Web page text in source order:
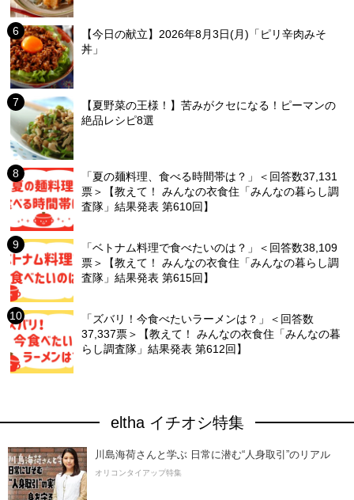
【今日の献立】2026年8月3日(月)「ピリ辛肉みそ
丼」
【夏野菜の王様！】苦みがクセになる！ピーマンの
絶品レシピ8選
「夏の麺料理、食べる時間帯は？」＜回答数37,131
票＞【教えて！ みんなの衣食住「みんなの暮らし調
査隊」結果発表 第610回】
「ベトナム料理で食べたいのは？」＜回答数38,109
票＞【教えて！ みんなの衣食住「みんなの暮らし調
査隊」結果発表 第615回】
「ズバリ！今食べたいラーメンは？」＜回答数
37,337票＞【教えて！ みんなの衣食住「みんなの暮
らし調査隊」結果発表 第612回】
eltha イチオシ特集
川島海荷さんと学ぶ 日常に潜む“人身取引”のリアル
オリコンタイアップ特集